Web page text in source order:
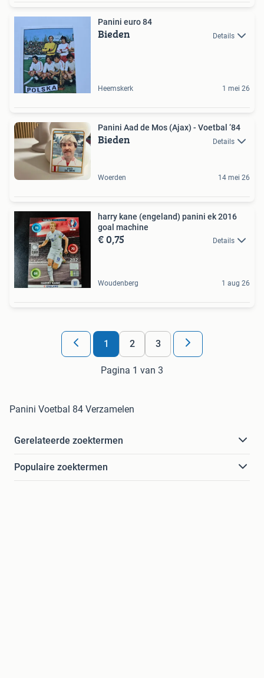
Panini euro 84
Bieden Details
Heemskerk 1 mei 26
Panini Aad de Mos (Ajax) - Voetbal ‘84
Bieden Details
Woerden 14 mei 26
harry kane (engeland) panini ek 2016
goal machine
€ 0,75 Details
Woudenberg 1 aug 26
1 2 3
Pagina 1 van 3
Panini Voetbal 84 Verzamelen
Gerelateerde zoektermen
Populaire zoektermen